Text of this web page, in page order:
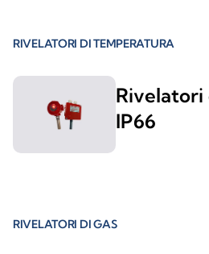
RIVELATORI DI TEMPERATURA
IP66
RIVELATORI DI GAS